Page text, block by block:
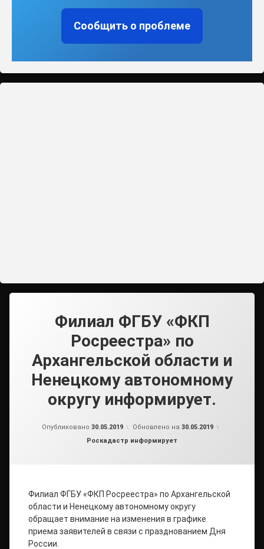
Сообщить о проблеме
Филиал ФГБУ «ФКП
Росреестра» по
Архангельской области и
Ненецкому автономному
округу информирует.
Опубликовано 30.05.2019 Обновлено на 30.05.2019
Рубрики:
Роскадастр информирует
Филиал ФГБУ «ФКП Росреестра» по Архангельской
области и Ненецкому автономному округу
обращает внимание на изменения в графике
приема заявителей в связи с празднованием Дня
России.